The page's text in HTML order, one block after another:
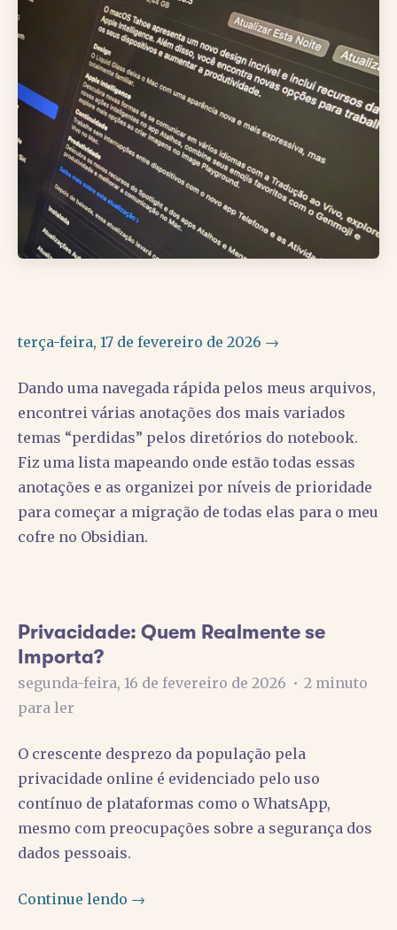
terça-feira, 17 de fevereiro de 2026 →
Dando uma navegada rápida pelos meus arquivos,
encontrei várias anotações dos mais variados
temas “perdidas” pelos diretórios do notebook.
Fiz uma lista mapeando onde estão todas essas
anotações e as organizei por níveis de prioridade
para começar a migração de todas elas para o meu
cofre no Obsidian.
Privacidade: Quem Realmente se
Importa?
segunda-feira, 16 de fevereiro de 2026 • 2 minuto
para ler
O crescente desprezo da população pela
privacidade online é evidenciado pelo uso
contínuo de plataformas como o WhatsApp,
mesmo com preocupações sobre a segurança dos
dados pessoais.
Continue lendo →